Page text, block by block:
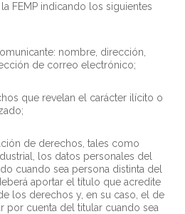
FEMP indicando los siguientes
nombre, dirección,
de correo electrónico;
que revelan el carácter ilícito o
de derechos, tales como
los datos personales del
cuando sea persona distinta del
aportar el título que acredite
los derechos y, en su caso, el de
por cuenta del titular cuando sea